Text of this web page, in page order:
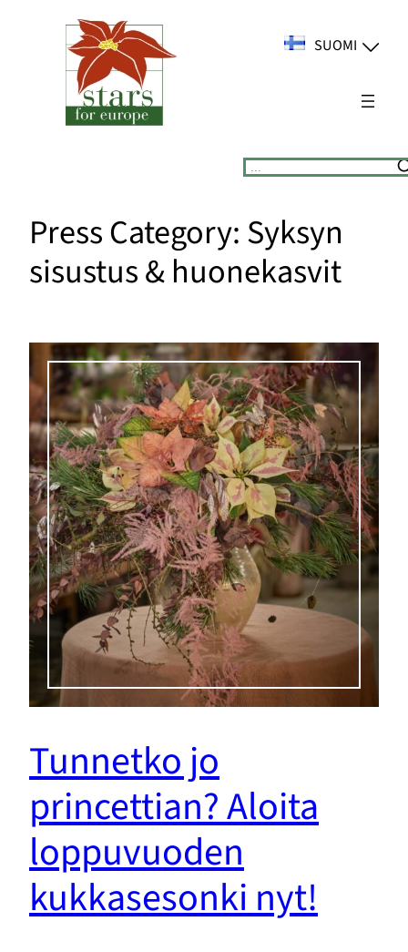
SUOMI
Suchen
Press Category:Syksyn
sisustus & huonekasvit
Tunnetko jo
princettian? Aloita
loppuvuoden
kukkasesonki nyt!